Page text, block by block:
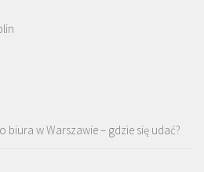
biura w Warszawie – gdzie się udać?